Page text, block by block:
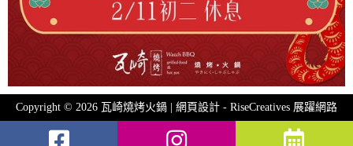
Copyright © 2026 瓦崎燒烤火鍋 | 網頁設計 - RiseCreatives 展躍網路